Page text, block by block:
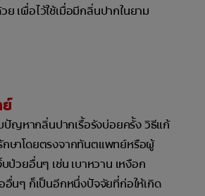
เผื่อไว้ใช้เมื่อมีกลิ่นปากในยาม
ญหากลิ่นปากเรื้อรังบ่อยครั้ง วิธีแก้
กษาโดยตรงจากทันตแพทย์หรือผู้
ป่วยอื่นๆ เช่น เบาหวาน เหงือก
อื่นๆ ก็เป็นอีกหนึ่งปัจจัยที่ก่อให้เกิด